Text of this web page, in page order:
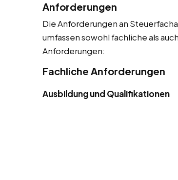
Anforderungen
Die Anforderungen an
umfassen sowohl fachliche als
Anforderungen:
Fachliche Anforderungen
Ausbildung und Qualifikationen